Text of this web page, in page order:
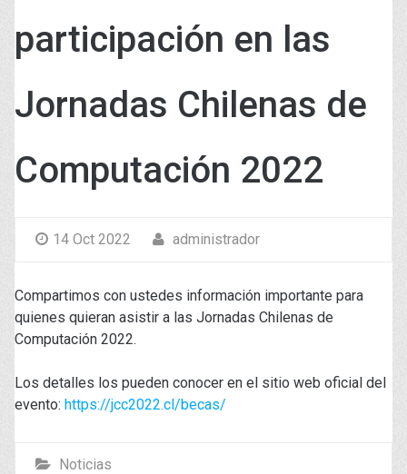
participación en las
Jornadas Chilenas de
Computación 2022
14 Oct 2022 administrador
Compartimos con ustedes información importante para
quienes quieran asistir a las Jornadas Chilenas de
Computación 2022.
Los detalles los pueden conocer en el sitio web oficial del
evento: https://jcc2022.cl/becas/
Noticias